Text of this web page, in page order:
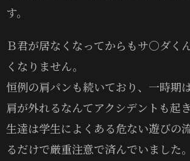
す。
Ｂ君が居なくなってからもサ〇ダく
くなりません。
恒例の肩パンも続いており、一時期
肩が外れるなんてアクシデントも起
生達は学生によくある危ない遊びの
るだけで厳重注意で済んでいました。